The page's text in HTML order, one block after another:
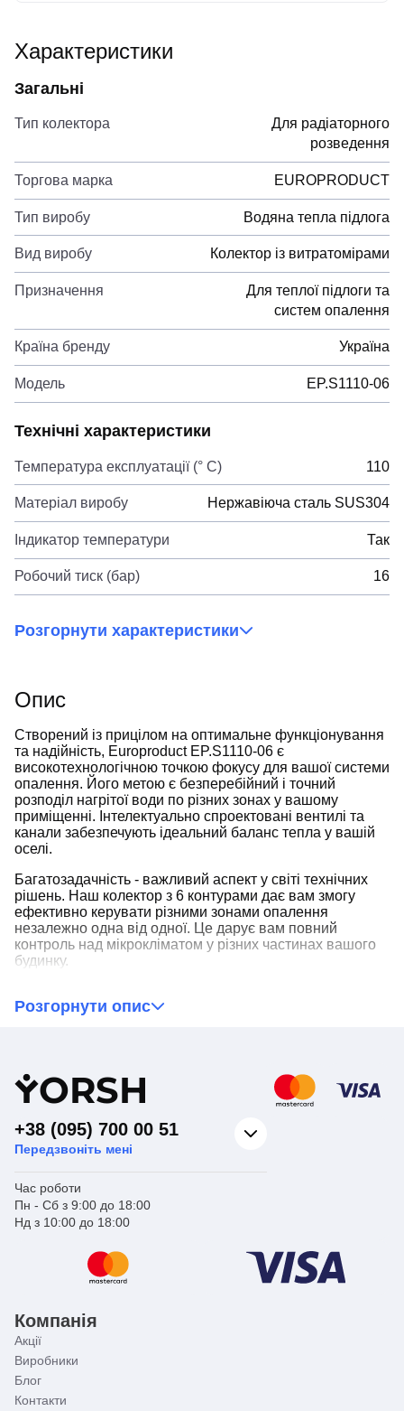
Характеристики
Загальні
Тип колектора
Для радіаторного
розведення
Торгова марка EUROPRODUCT
Тип виробу Водяна тепла підлога
Вид виробу Колектор із витратомірами
Призначення
Для теплої підлоги та
систем опалення
Країна бренду Україна
Модель EP.S1110-06
Технічні характеристики
Температура експлуатації (° C) 110
Матеріал виробу Нержавіюча сталь SUS304
Індикатор температури Так
Робочий тиск (бар) 16
Розгорнути характеристики
Опис
Створений із прицілом на оптимальне функціонування
та надійність, Europroduct EP.S1110-06 є
високотехнологічною точкою фокусу для вашої системи
опалення. Його метою є безперебійний і точний
розподіл нагрітої води по різних зонах у вашому
приміщенні. Інтелектуально спроектовані вентилі та
канали забезпечують ідеальний баланс тепла у вашій
оселі.
Багатозадачність - важливий аспект у світі технічних
рішень. Наш колектор з 6 контурами дає вам змогу
ефективно керувати різними зонами опалення
незалежно одна від одної. Це дарує вам повний
контроль над мікрокліматом у різних частинах вашого
будинку.
отримуєте не просто продукт, а технічний магніт для
Розгорнути опис
YORSH
+38 (095) 700 00 51
Передзвоніть мені
Час роботи
Пн - Сб з 9:00 до 18:00
Нд з 10:00 до 18:00
Компанія
Акції
Виробники
Блог
Контакти